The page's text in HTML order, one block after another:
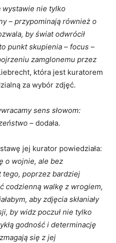
wystawie nie tylko
– przypominają również o
by świat odwrócił
punkt skupienia – focus –
zamglonemu przez
która jest kuratorem
za wybór zdjęć.
sens słowom:
– dodała.
jej kurator powiedziała:
o wojnie, ale bez
tego, poprzez bardziej
codzienną walkę z wrogiem,
aby zdjęcia skłaniały
by widz poczuł nie tylko
godność i determinację
się z jej